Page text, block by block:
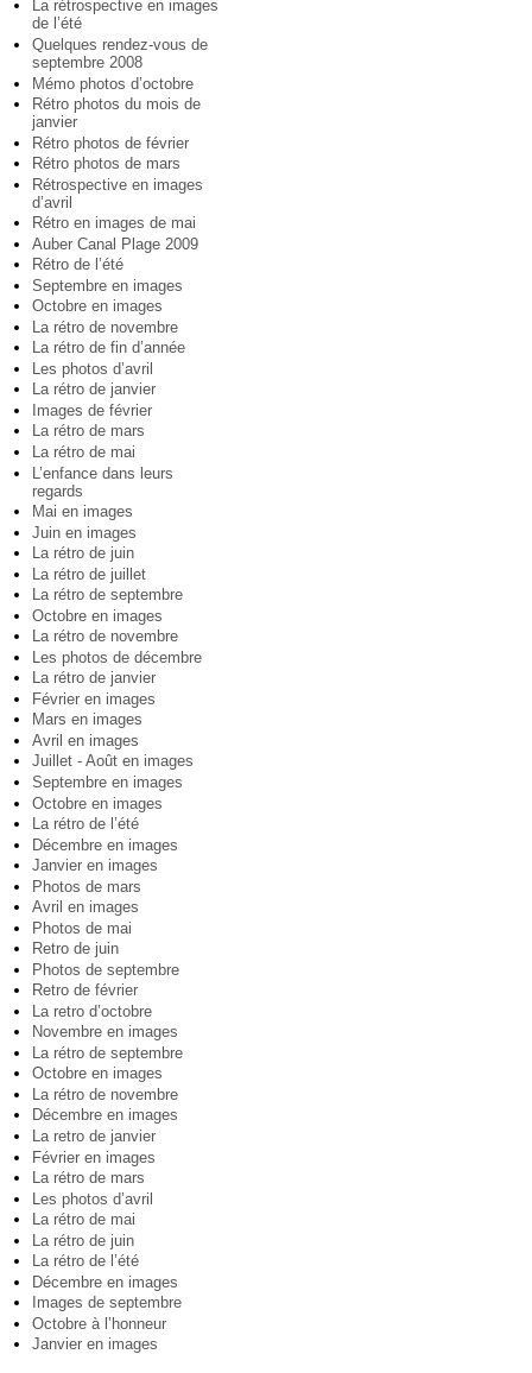
La rétrospective en images
de l’été
Quelques rendez-vous de
septembre 2008
Mémo photos d’octobre
Rétro photos du mois de
janvier
Rétro photos de février
Rétro photos de mars
Rétrospective en images
d’avril
Rétro en images de mai
Auber Canal Plage 2009
Rétro de l’été
Septembre en images
Octobre en images
La rétro de novembre
La rétro de fin d’année
Les photos d’avril
La rétro de janvier
Images de février
La rétro de mars
La rétro de mai
L’enfance dans leurs
regards
Mai en images
Juin en images
La rétro de juin
La rétro de juillet
La rétro de septembre
Octobre en images
La rétro de novembre
Les photos de décembre
La rétro de janvier
Février en images
Mars en images
Avril en images
Juillet - Août en images
Septembre en images
Octobre en images
La rétro de l’été
Décembre en images
Janvier en images
Photos de mars
Avril en images
Photos de mai
Retro de juin
Photos de septembre
Retro de février
La retro d’octobre
Novembre en images
La rétro de septembre
Octobre en images
La rétro de novembre
Décembre en images
La retro de janvier
Février en images
La rétro de mars
Les photos d’avril
La rétro de mai
La rétro de juin
La rétro de l’été
Décembre en images
Images de septembre
Octobre à l’honneur
Janvier en images